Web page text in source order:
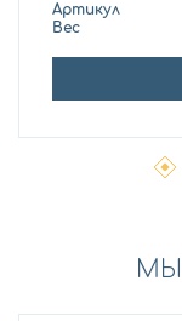
Артикул
Вес
МЫ